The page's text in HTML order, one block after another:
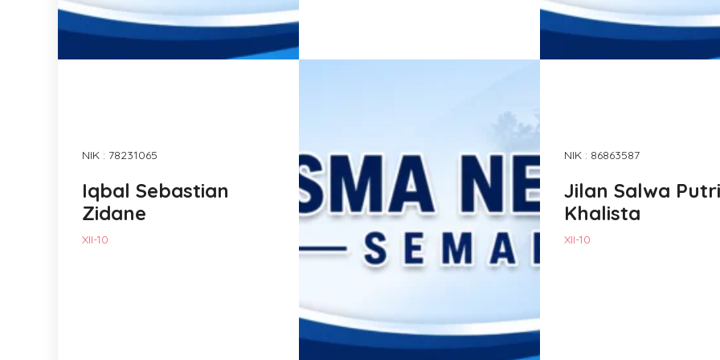
NIK : 78231065
Iqbal Sebastian
Zidane
XII-10
NIK : 86863587
Jilan Salwa Putri
Khalista
XII-10